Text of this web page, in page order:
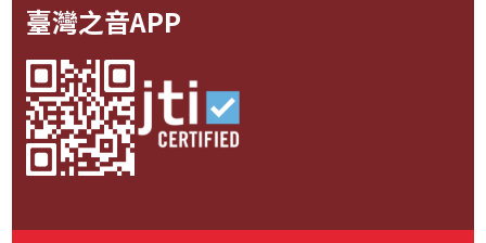
臺灣之音APP